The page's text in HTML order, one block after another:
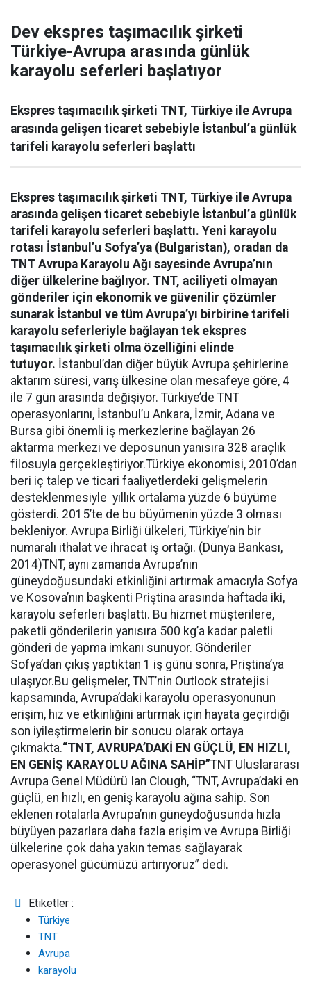
Dev ekspres taşımacılık şirketi
Türkiye-Avrupa arasında günlük
karayolu seferleri başlatıyor
Ekspres taşımacılık şirketi TNT, Türkiye ile Avrupa
arasında gelişen ticaret sebebiyle İstanbul’a günlük
tarifeli karayolu seferleri başlattı
Ekspres taşımacılıkşirketi TNT, Türkiye ile Avrupa
arasında gelişen ticaret sebebiyle İstanbul’a günlük
tarifeli karayolu seferleri baş lattı. Yeni karayolu
rotası İstanbul’u Sofya’ya (Bulgaristan), oradan da
TNT Avrupa Karayolu Ağı sayesinde Avrupa’nın
diğer ülkelerine bağ lıyor. TNT, aciliyeti olmayan
gönderiler için ekonomik ve güvenilir çözümler
sunarak İstanbul ve tüm Avrupa’yı birbirine tarifeli
karayolu seferleriyle bağ layan tek ekspres
taşımacılıkşirketi olma özelliğini elinde
tutuyor. İstanbul’dan diğer büyük Avrupa şehirlerine
aktarım süresi, varış ülkesine olan mesafeye göre, 4
ile 7 gün arasında değişiyor. Türkiye’de TNT
operasyonlarını, İstanbul’u Ankara, İzmir, Adana ve
Bursa gibi önemli iş merkezlerine bağlayan 26
aktarma merkezi ve deposunun yanısıra 328 araçlık
filosuyla gerçekleştiriyor.Türkiye ekonomisi, 2010’dan
beri iç talep ve ticari faaliyetlerdeki gelişmelerin
desteklenmesiyle yıllık ortalama yüzde 6 büyüme
gösterdi. 2015’te de bu büyümenin yüzde 3 olması
bekleniyor. Avrupa Birliği ülkeleri, Türkiye’nin bir
numaralı ithalat ve ihracat iş ortağı. (Dünya Bankası,
2014)TNT, aynı zamanda Avrupa’nın
güneydoğusundaki etkinliğini artırmak amacıyla Sofya
ve Kosova’nın başkenti Priştina arasında haftada iki,
karayolu seferleri başlattı. Bu hizmet müşterilere,
paketli gönderilerin yanısıra 500 kg’a kadar paletli
gönderi de yapma imkanı sunuyor. Gönderiler
Sofya’dan çıkış yaptıktan 1 iş günü sonra, Priştina’ya
ulaşıyor.Bu gelişmeler, TNT’nin Outlook stratejisi
kapsamında, Avrupa’daki karayolu operasyonunun
erişim, hız ve etkinliğini artırmak için hayata geçirdiği
son iyileştirmelerin bir sonucu olarak ortaya
çıkmakta.“TNT, AVRUPA’DAKİ EN GÜÇLÜ, EN HIZLI,
EN GENİŞ KARAYOLU AĞ INA SAHİP”TNT Uluslararası
Avrupa Genel Müdürü Ian Clough, “TNT, Avrupa’daki en
güçlü, en hızlı, en geniş karayolu ağına sahip. Son
eklenen rotalarla Avrupa’nın güneydoğusunda hızla
büyüyen pazarlara daha fazla erişim ve Avrupa Birliği
ülkelerine çok daha yakın temas sağlayarak
operasyonel gücümüzü artırıyoruz” dedi.
Etiketler :
Türkiye
TNT
Avrupa
karayolu